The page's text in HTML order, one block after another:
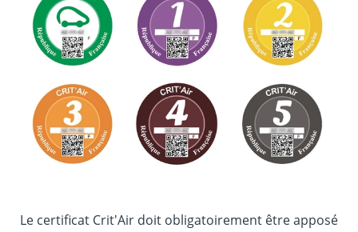
Le certificat Crit'Air doit obligatoirement être apposé